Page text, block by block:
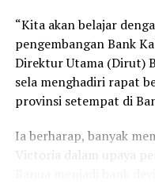
langkah awal yang
sekadar buku
mendekatkan diri pada
panggilan Allah SWT
yang baik serta
untuk mulai
“Kita akan belajar
pengembangan Bank
Direktur Utama (Dirut)
sela menghadiri rapat
provinsi setempat di
Ia berharap, banyak
Victoria dalam upaya